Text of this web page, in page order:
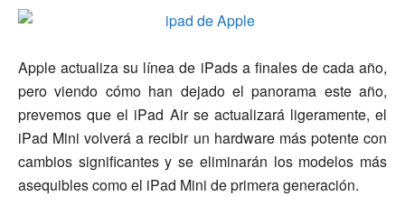
Apple actualiza su línea de iPads a finales de cada año,
pero viendo cómo han dejado el panorama este año,
prevemos que el iPad Air se actualizará ligeramente, el
iPad Mini volverá a recibir un hardware más potente con
cambios significantes y se eliminarán los modelos más
asequibles como el iPad Mini de primera generación.